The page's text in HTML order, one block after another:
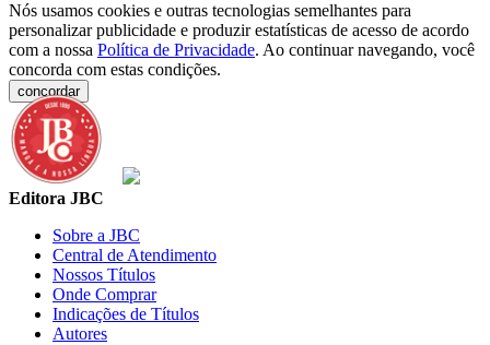
Nós usamos cookies e outras tecnologias semelhantes para
personalizar publicidade e produzir estatísticas de acesso de acordo
com a nossa Política de Privacidade. Ao continuar navegando, você
concorda com estas condições.
concordar
Editora JBC
Sobre a JBC
Central de Atendimento
Nossos Títulos
Onde Comprar
Indicações de Títulos
Autores